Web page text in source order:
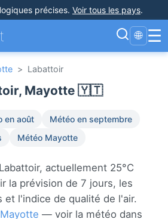
précises. Voir tous les pays.
🌐 ☰
> Labattoir
Mayotte 🇾🇹
en août
Météo en septembre
Météo Mayotte
actuellement 25°C
la prévision de 7 jours, les
et l'indice de qualité de l'air.
Mayotte — voir la météo dans